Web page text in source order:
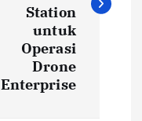
Station
untuk
Operasi
Drone
Enterprise